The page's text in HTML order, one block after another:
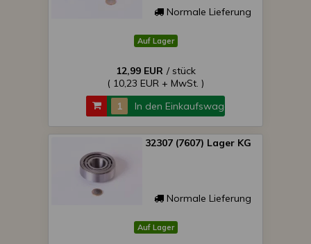
Normale Lieferung
Auf Lager
12,99 EUR / stück
( 10,23 EUR + MwSt. )
In den Einkaufswagen
32307 (7607) Lager KG
Normale Lieferung
Auf Lager